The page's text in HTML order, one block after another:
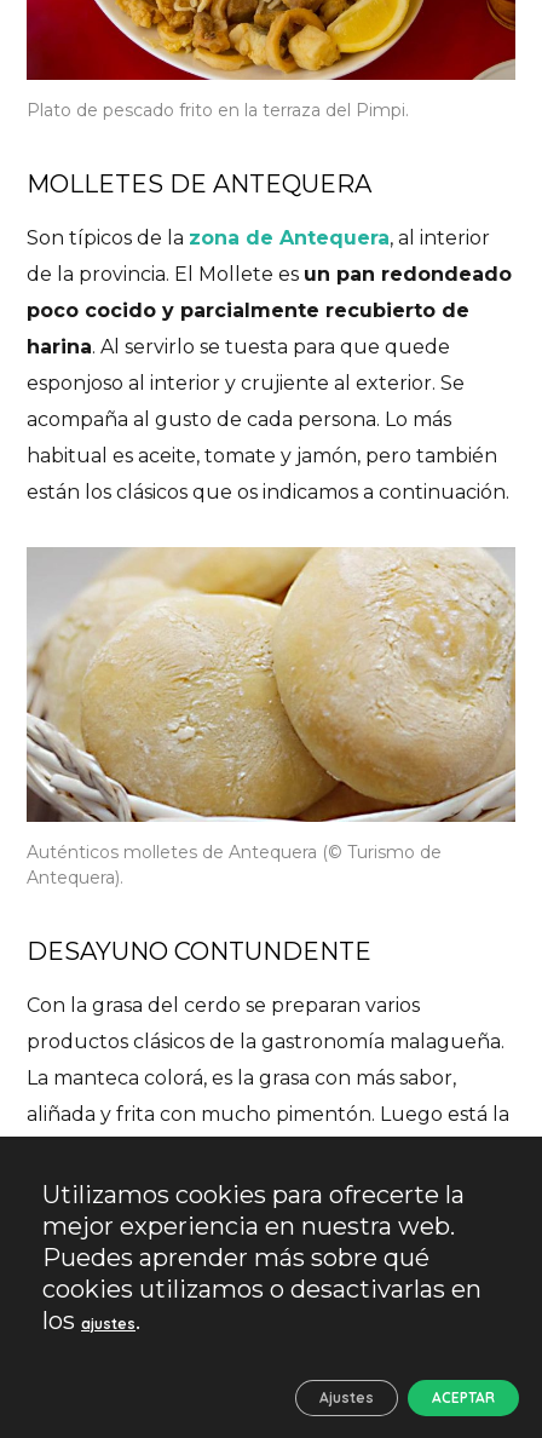
Plato de pescado frito en la terraza del Pimpi.
MOLLETES DE ANTEQUERA
Son típicos de la zona de Antequera, al interior
de la provincia. El Mollete es un pan redondeado
poco cocido y parcialmente recubierto de
harina. Al servirlo se tuesta para que quede
esponjoso al interior y crujiente al exterior. Se
acompaña al gusto de cada persona. Lo más
habitual es aceite, tomate y jamón, pero también
están los clásicos que os indicamos a continuación.
Auténticos molletes de Antequera (© Turismo de
Antequera).
DESAYUNO CONTUNDENTE
Con la grasa del cerdo se preparan varios
productos clásicos de la gastronomía malagueña.
La manteca colorá, es la grasa con más sabor,
aliñada y frita con mucho pimentón. Luego está la
desmenuzados de carne de cerdo. También se le
suele llamar manteca colorá con zurrapa. En
ambos casos está la variante blanca, que no lleva
pimentón. Es habitual encontrarlo en los bares y
se dispone al comensal para untar en los molletes
manteca, no es tan habitual tomarlo en
Utilizamos cookies para ofrecerte la
mejor experiencia en nuestra web.
Puedes aprender más sobre qué
cookies utilizamos o desactivarlas en
los ajustes.
ACEPTAR
Ajustes